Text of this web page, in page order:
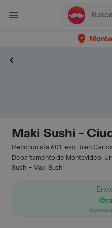
Maki Sushi -
Reconquista 601, esq. Juan
Departamento de Montevideo,
Sushi - Maki Sushi
(nuevos